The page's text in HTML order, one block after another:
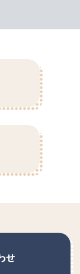
冷蔵庫での保
せ